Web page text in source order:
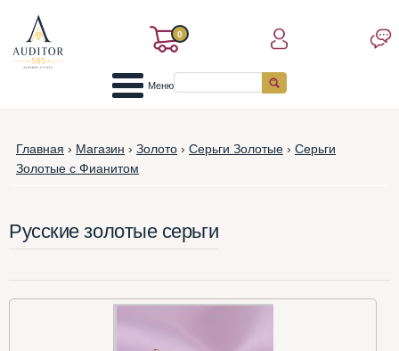
0
Меню
Главная › Магазин › Золото › Серьги Золотые › Серьги
Золотые с Фианитом
Русские золотые серьги